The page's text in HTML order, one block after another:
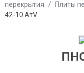
перекрытия
/ Плиты
42-10 АтV